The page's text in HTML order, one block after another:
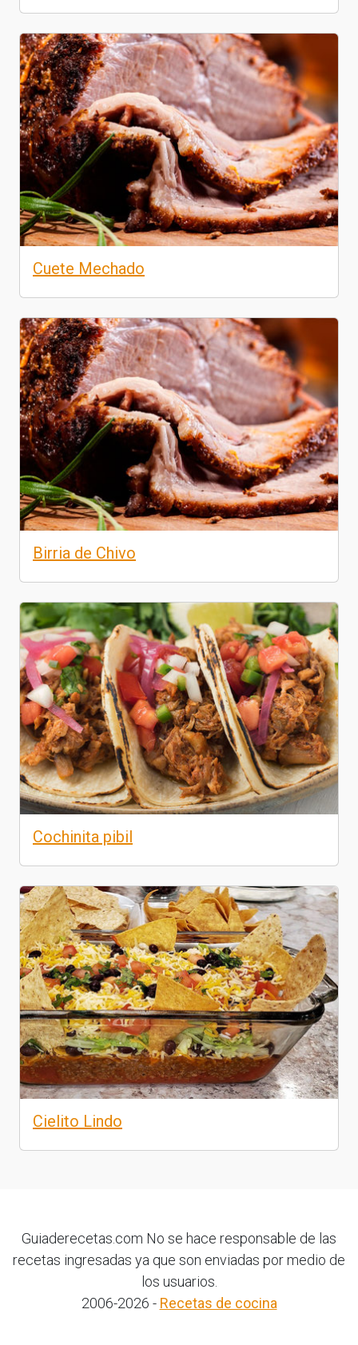
Cuete Mechado
Birria de Chivo
Cochinita pibil
Cielito Lindo
Guiaderecetas.com No se hace responsable de las
recetas ingresadas ya que son enviadas por medio de
los usuarios.
2006-2026 - Recetas de cocina